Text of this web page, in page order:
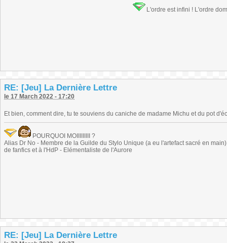
L'ordre est infini ! L'ordre
RE: [Jeu] La Dernière Lettre
le 17 March 2022 - 17:20
Et bien, comment dire, tu te souviens du caniche de madame Michu et du pot
POURQUOI MOIIIIIIIII ?
Alias Dr No - Membre de la Guilde du Stylo Unique (a eu l'artefact sacré en
de fanfics et à l'HdP - Elémentaliste de l'Aurore
RE: [Jeu] La Dernière Lettre